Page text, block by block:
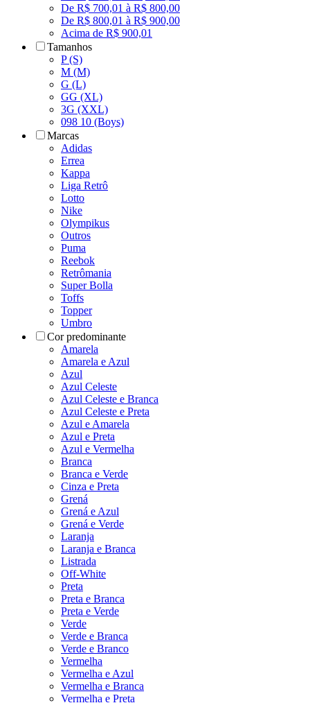
De R$ 700,01 à R$ 800,00
De R$ 800,01 à R$ 900,00
Acima de R$ 900,01
Tamanhos
P (S)
M (M)
G (L)
GG (XL)
3G (XXL)
098 10 (Boys)
Marcas
Adidas
Errea
Kappa
Liga Retrô
Lotto
Nike
Olympikus
Outros
Puma
Reebok
Retrômania
Super Bolla
Toffs
Topper
Umbro
Cor predominante
Amarela
Amarela e Azul
Azul
Azul Celeste
Azul Celeste e Branca
Azul Celeste e Preta
Azul e Amarela
Azul e Preta
Azul e Vermelha
Branca
Branca e Verde
Cinza e Preta
Grená
Grená e Azul
Grená e Verde
Laranja
Laranja e Branca
Listrada
Off-White
Preta
Preta e Branca
Preta e Verde
Verde
Verde e Branca
Verde e Branco
Vermelha
Vermelha e Azul
Vermelha e Branca
Vermelha e Preta